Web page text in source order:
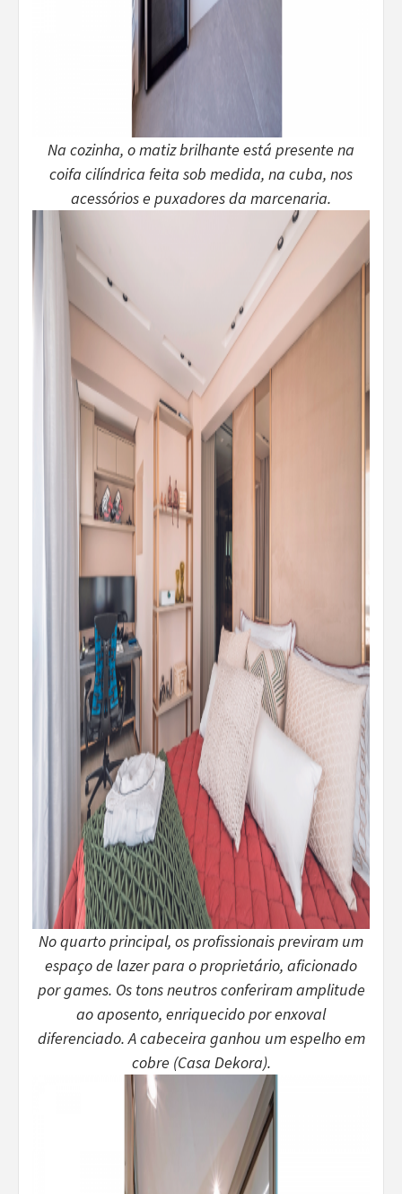
Na cozinha, o matiz brilhante está presente na
coifa cilíndrica feita sob medida, na cuba, nos
acessórios e puxadores da marcenaria.
No quarto principal, os profissionais previram um
espaço de lazer para o proprietário, aficionado
por games. Os tons neutros conferiram amplitude
ao aposento, enriquecido por enxoval
diferenciado. A cabeceira ganhou um espelho em
cobre (Casa Dekora).